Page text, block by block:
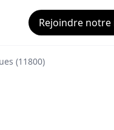
Rejoindre notre
(11800)